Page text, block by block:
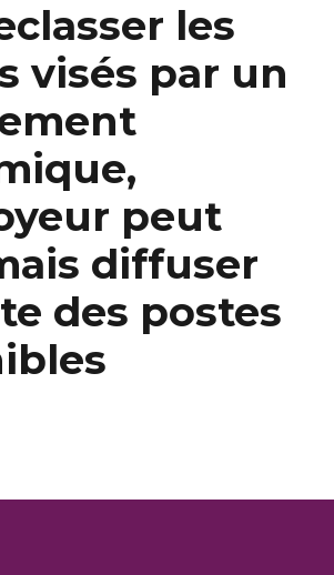
les
visés par un
peut
diffuser
des postes